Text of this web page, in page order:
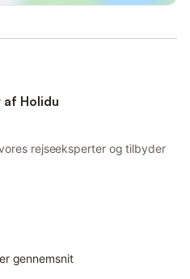
Holidu
rejseeksperter og tilbyder
gennemsnit